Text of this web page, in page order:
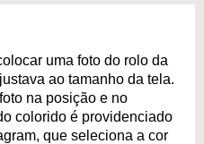
uma foto do rolo da
ao tamanho da tela.
na posição e no
colorido é providenciado
que seleciona a cor